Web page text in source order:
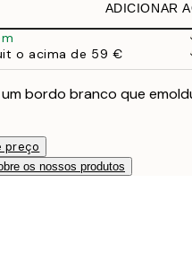
ADICIONAR
o acima de 59 €
bordo branco que
preço
os nossos produtos